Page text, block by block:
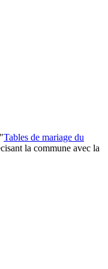
Tables de mariage du
la commune avec la